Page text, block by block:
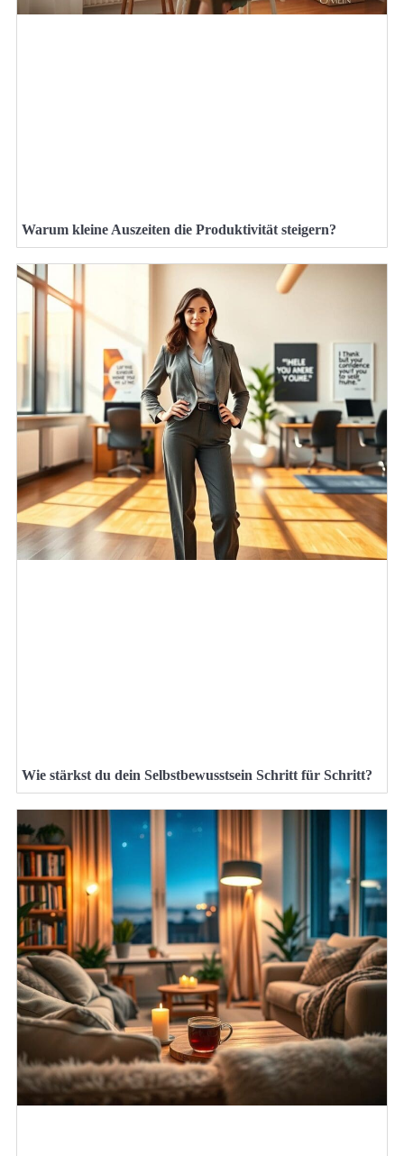
Warum kleine Auszeiten die Produktivität steigern?
Wie stärkst du dein Selbstbewusstsein Schritt für Schritt?